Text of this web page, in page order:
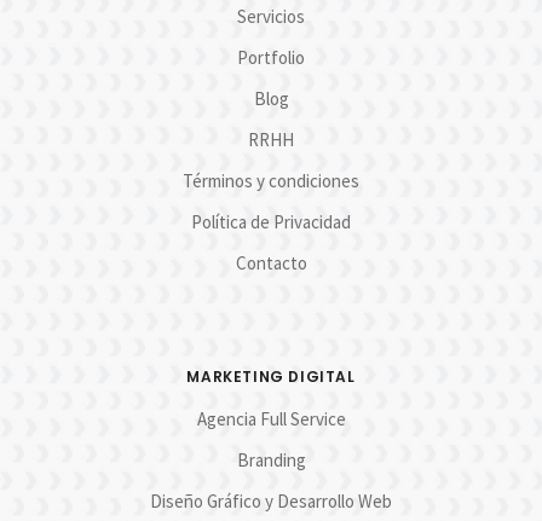
Servicios
Portfolio
Blog
RRHH
Términos y condiciones
Política de Privacidad
Contacto
MARKETING DIGITAL
Agencia Full Service
Branding
Diseño Gráfico y Desarrollo Web